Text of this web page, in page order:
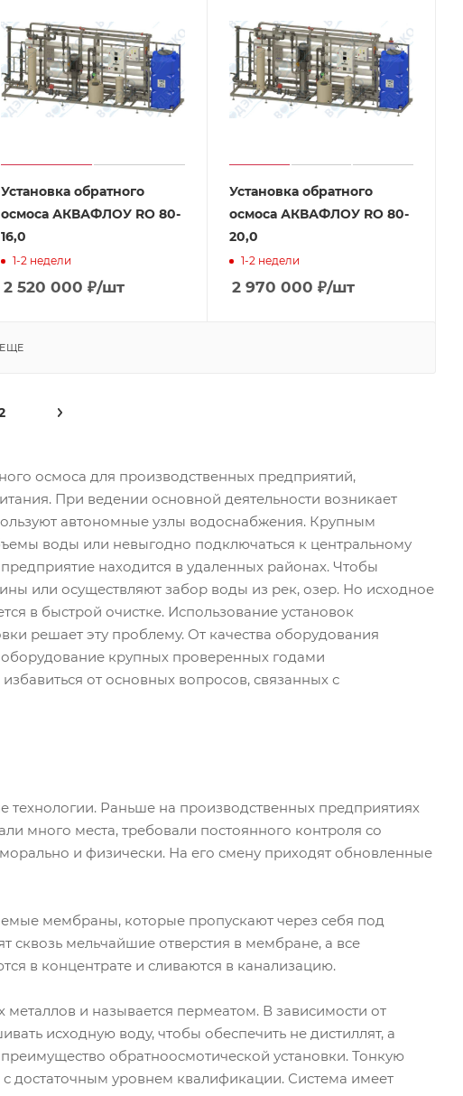
Установка обратного
осмоса АКВАФЛОУ RO 80-
16,0
1-2 недели
2 520 000 ₽/шт
Установка обратного
осмоса АКВАФЛОУ RO 80-
20,0
1-2 недели
2 970 000 ₽/шт
осмоса для производственных предприятий,
При ведении основной деятельности возникает
автономные узлы водоснабжения. Крупным
воды или невыгодно подключаться к центральному
находится в удаленных районах. Чтобы
или осуществляют забор воды из рек, озер. Но исходное
в быстрой очистке. Использование установок
решает эту проблему. От качества оборудования
оборудование крупных проверенных годами
от основных вопросов, связанных с
технологии. Раньше на производственных предприятиях
много места, требовали постоянного контроля со
и физически. На его смену приходят обновленные
мембраны, которые пропускают через себя под
мельчайшие отверстия в мембране, а все
в концентрате и сливаются в канализацию.
и называется пермеатом. В зависимости от
исходную воду, чтобы обеспечить не дистиллят, а
обратноосмотической установки. Тонкую
с достаточным уровнем квалификации. Система имеет